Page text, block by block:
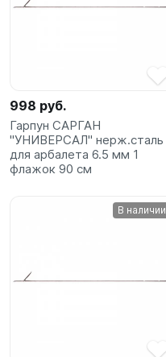
998 руб.
Гарпун САРГАН
"УНИВЕРСАЛ" нерж.сталь
для арбалета 6.5 мм 1
флажок 90 см
В наличии